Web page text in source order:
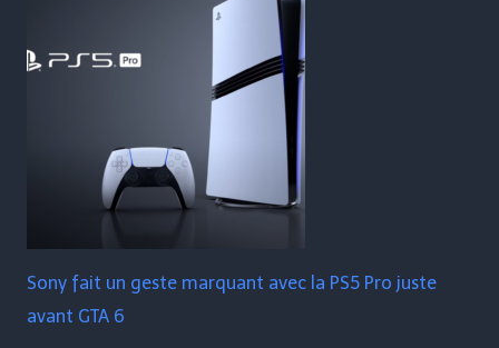
Sony fait un geste marquant avec la PS5 Pro juste
avant GTA 6